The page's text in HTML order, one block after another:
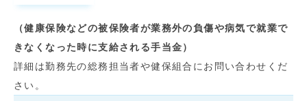
（健康保険などの被保険者が業務外の負傷や病気で就業で
きなくなった時に支給される手当金）
詳細は勤務先の総務担当者や健保組合にお問い合わせくだ
さい。